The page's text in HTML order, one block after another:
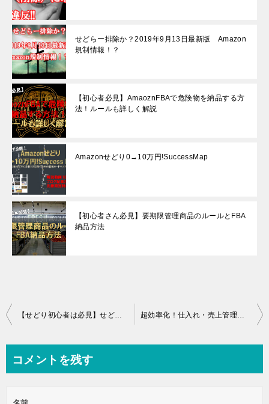
せどらー排除か？2019年9月13日最新版 Amazon
規制情報！？
【初心者必見】AmaoznFBAで危険物を納品する方
法！ルールも詳しく解説
Amazonせどり0→10万円!SuccessMap
【初心者さん必見】要期限管理商品のルールとFBA
納品方法
投
ビ
【せどり初心者は必見】せどりで月10万を効率的に稼ぐ方法 超効率化！仕入れ・売上管理シート４枚
コメントを残す